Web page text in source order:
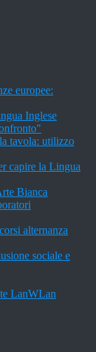
europee:
Inglese
tavola: utilizzo
capire la Lingua
Bianca
alternanza
sociale e
LanWLan